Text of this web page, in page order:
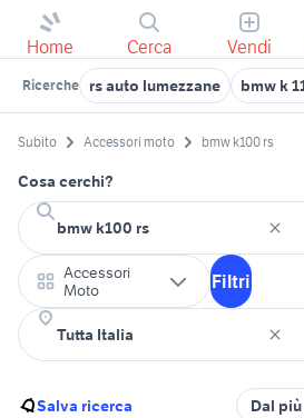
Home Cerca Vendi
Ricerche rs auto lumezzane bmw k
Subito Accessori moto bmw k100 rs
Cosa cerchi?
Accessori
Moto
Filtri
Salva ricerca Dal